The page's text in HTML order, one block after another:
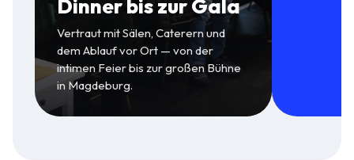
Dinner bis zur Gala
Vertraut mit Sälen, Caterern und
dem Ablauf vor Ort — von der
intimen Feier bis zur großen Bühne
in Magdeburg.